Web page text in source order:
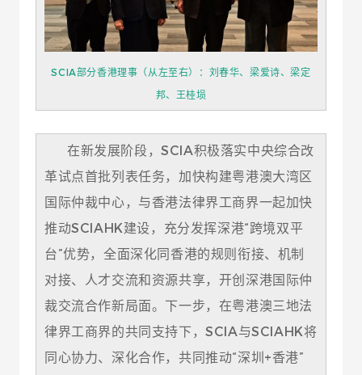
SCIA部分香港理事（从左至右）：刘春华、梁爱诗、梁定
邦、王桂埙
在新发展阶段，SCIA积极落实中央综合改
革试点首批列表任务，加快构建粤港澳大湾区
国际仲裁中心，与香港法律界工商界一起加快
推动SCIAHK建设，充分发挥深港“跨境双平
台”优势，全面深化同香港的规则衔接、机制
对接、人才交流和资源共享，开创深港国际仲
裁交流合作新局面。下一步，在粤港澳三地法
律界工商界的共同支持下，SCIA与SCIAHK将
同心协力、深化合作，共同推动“深圳+香港”